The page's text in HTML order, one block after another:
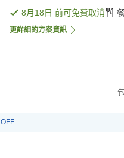
8月18日 前可免費取消
更詳細的方案資訊
OFF